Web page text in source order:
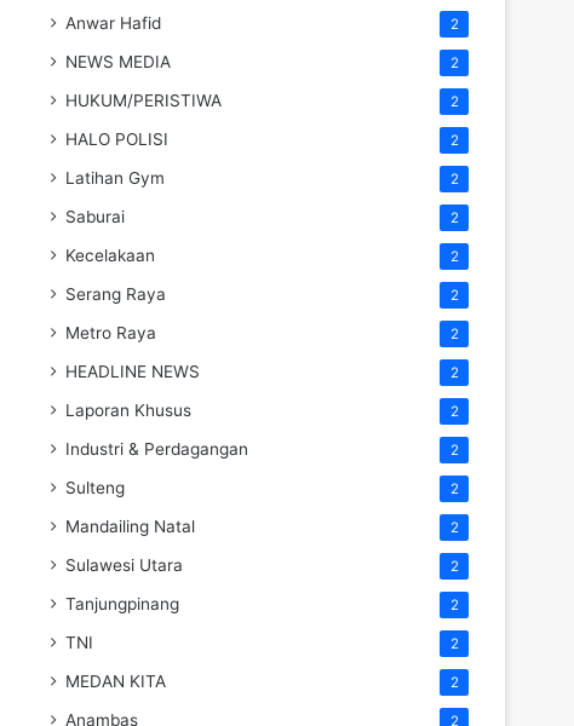
Anwar Hafid 2
NEWS MEDIA 2
HUKUM/PERISTIWA 2
HALO POLISI 2
Latihan Gym 2
Saburai 2
Kecelakaan 2
Serang Raya 2
Metro Raya 2
HEADLINE NEWS 2
Laporan Khusus 2
Industri & Perdagangan 2
Sulteng 2
Mandailing Natal 2
Sulawesi Utara 2
Tanjungpinang 2
TNI 2
MEDAN KITA 2
Anambas 2